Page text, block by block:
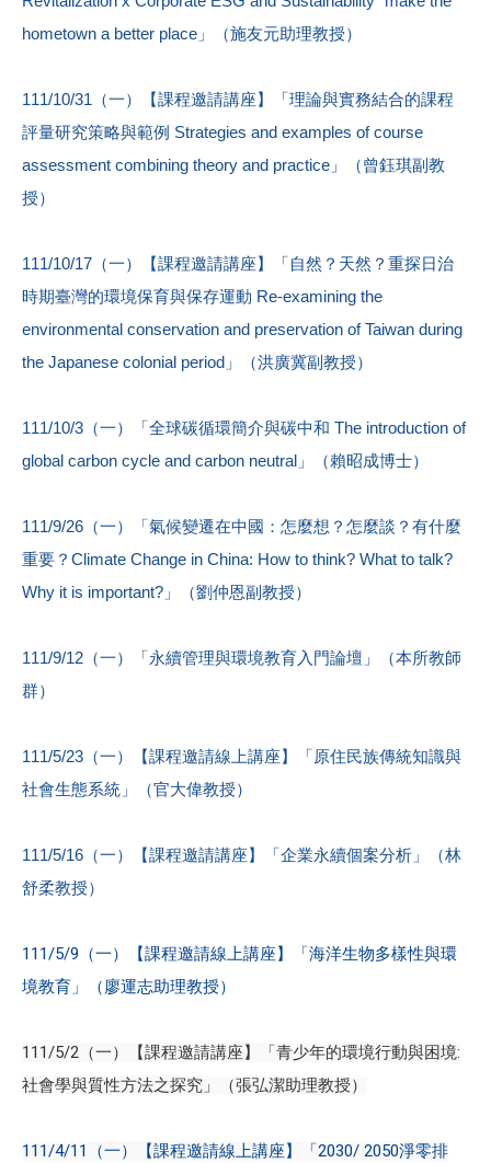
hometown a better place」（施友元助理教授）
111/10/31（一）【課程邀請講座】「理論與實務結合的課程
評量研究策略與範例 Strategies and examples of course
assessment combining theory and practice」（曾鈺琪副教
授）
111/10/17（一）【課程邀請講座】「自然？天然？重探日治
時期臺灣的環境保育與保存運動 Re-examining the
environmental conservation and preservation of Taiwan during
the Japanese colonial period」（洪廣冀副教授）
111/10/3（一）「全球碳循環簡介與碳中和 The introduction of
global carbon cycle and carbon neutral」（賴昭成博士）
111/9/26（一）「氣候變遷在中國：怎麼想？怎麼談？有什麼
重要？Climate Change in China: How to think? What to talk?
Why it is important?」（劉仲恩副教授）
111/9/12（一）「永續管理與環境教育入門論壇」（本所教師
群）
111/5/23（一）【課程邀請線上講座】「原住民族傳統知識與
社會生態系統」（官大偉教授）
111/5/16（一）【課程邀請講座】「企業永續個案分析」（林
舒柔教授）
111/5/9（一）【課程邀請線上講座】「海洋生物多樣性與環
境教育」（廖運志助理教授）
111/5/2（一）【課程邀請講座】「青少年的環境行動與困境:
社會學與質性方法之探究」（張弘潔助理教授）
111/4/11（一）【課程邀請線上講座】「2030/ 2050淨零排